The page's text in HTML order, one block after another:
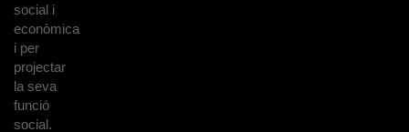
social i
econòmica
i per
projectar
la seva
funció
social.